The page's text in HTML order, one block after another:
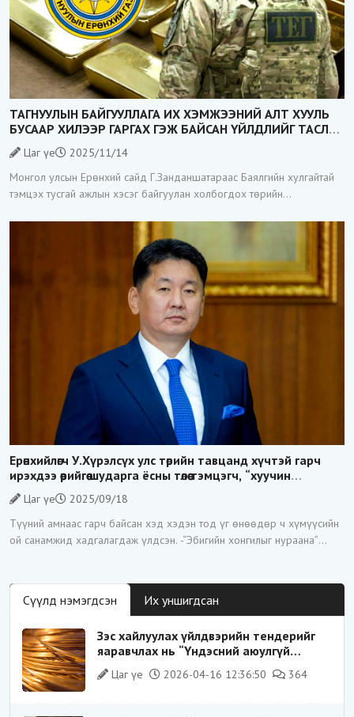
ТАГНУУЛЫН БАЙГУУЛЛАГА ИХ ХЭМЖЭЭНИЙ АЛТ ХУУЛЬ
БУСААР ХИЛЭЭР ГАРГАХ ГЭЖ БАЙСАН ҮЙЛДЛИЙГ ТАСЛАН
ЗОГСООЛОО
Цаг үе
2025/11/14
Монгол улсын Ерөнхий сайд Г.Занданшатараас Баялгийн хулгайтай
тэмцэх тусгай ажлын хэсэг байгуулан холбогдох төрийн
Ерөнхийлөгч У.Хүрэлсүх улс төрийн тавцанд хүчтэй гарч
ирэхдээ өөрийгөө шударга ёсны төлөө тэмцэгч, “хуучин
тогтолцооны хонгилыг нураагч” гэсэн дүрээр ард
түмэнд таниулсан.
Цаг үе
2025/09/18
Түүний амнаас гарч байсан хэд хэдэн тод үг өнөөдөр ч хүмүүсийн
ой санамжид хадгалагдаж үлдсэн. -“Эбигийн хонгилыг нураана”
Сүүлд нэмэгдсэн Их уншигдсан
Зэс хайлуулах үйлдвэрийн тендерийг
яаравчлах нь “Үндэсний аюулгүй
байдал“-д эрсдэлтэй юу?
Цаг үе 2026-04-16 12:36:50 364